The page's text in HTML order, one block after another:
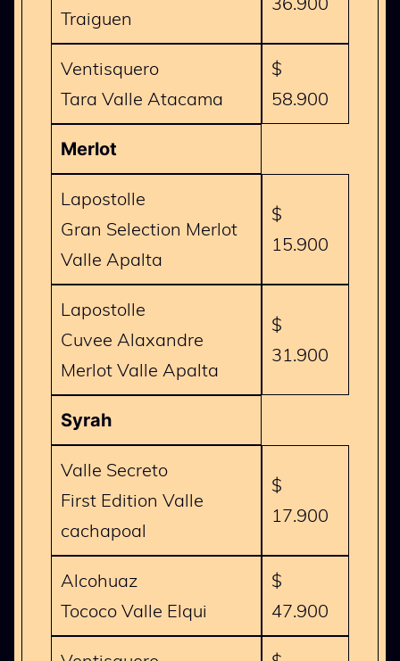
Traiguen
Ventisquero
Tara Valle Atacama
$
58.900
Merlot
Lapostolle
Gran Selection Merlot
Valle Apalta
$
15.900
Lapostolle
Cuvee Alaxandre
Merlot Valle Apalta
$
31.900
Syrah
Valle Secreto
First Edition Valle
cachapoal
$
17.900
Alcohuaz
Tococo Valle Elqui
$
47.900